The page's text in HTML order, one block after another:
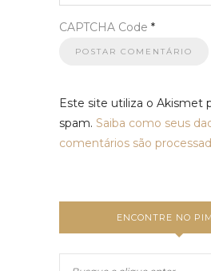
CAPTCHA Code *
Este site utiliza o Akismet
spam. Saiba como seus
comentários são
ENCONTRE NO